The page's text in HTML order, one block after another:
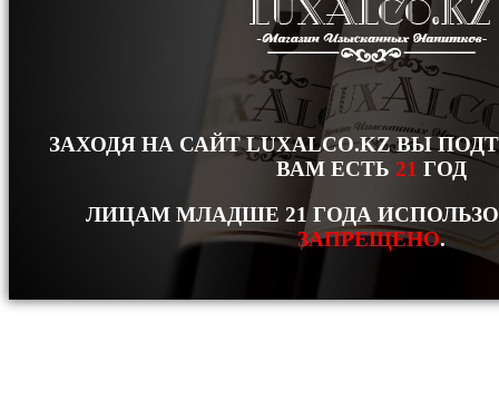
ЗАХОДЯ НА САЙТ LUXALCO.KZ ВЫ
ВАМ ЕСТЬ 21 ГОД
ЛИЦАМ МЛАДШЕ 21 ГОДА
ЗАПРЕЩЕНО.